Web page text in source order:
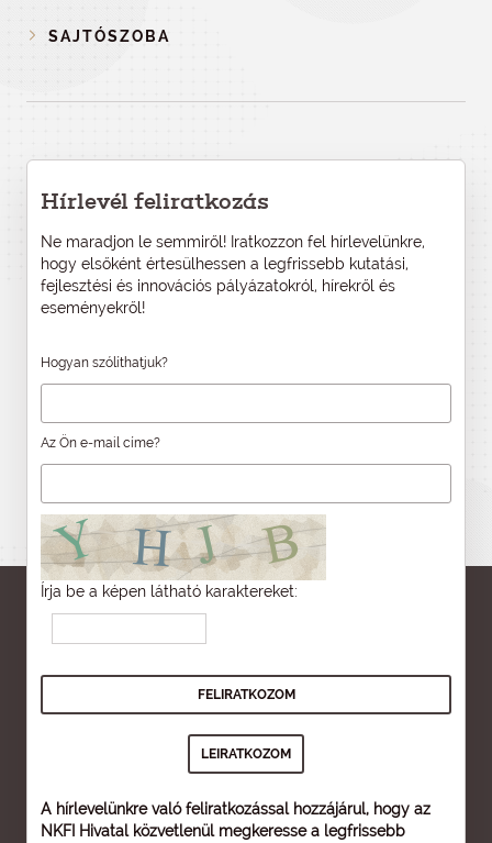
SAJTÓSZOBA
Hírlevél feliratkozás
Ne maradjon le semmiről! Iratkozzon fel hírlevelünkre,
hogy elsőként értesülhessen a legfrissebb kutatási,
fejlesztési és innovációs pályázatokról, hírekről és
eseményekről!
Hogyan szólíthatjuk?
Az Ön e-mail címe?
Írja be a képen látható karaktereket:
A hírlevelünkre való feliratkozással hozzájárul, hogy az
NKFI Hivatal közvetlenül megkeresse a legfrissebb